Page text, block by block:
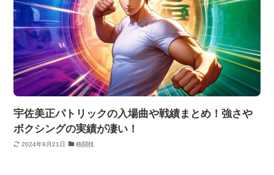
宇佐美正パトリックの入場曲や戦績まとめ！強さや
ボクシングの実績が凄い！
2024年9月21日 格闘技